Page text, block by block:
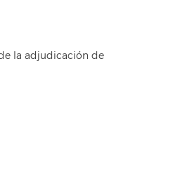
la adjudicación de